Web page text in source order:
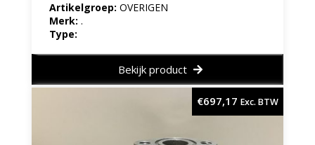
Artikelgroep: OVERIGEN
Merk: .
Type:
Bekijk product
€697,17 Exc. BTW